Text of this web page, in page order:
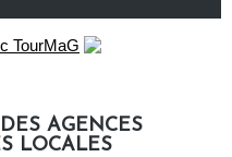
AGENCES
LOCALES